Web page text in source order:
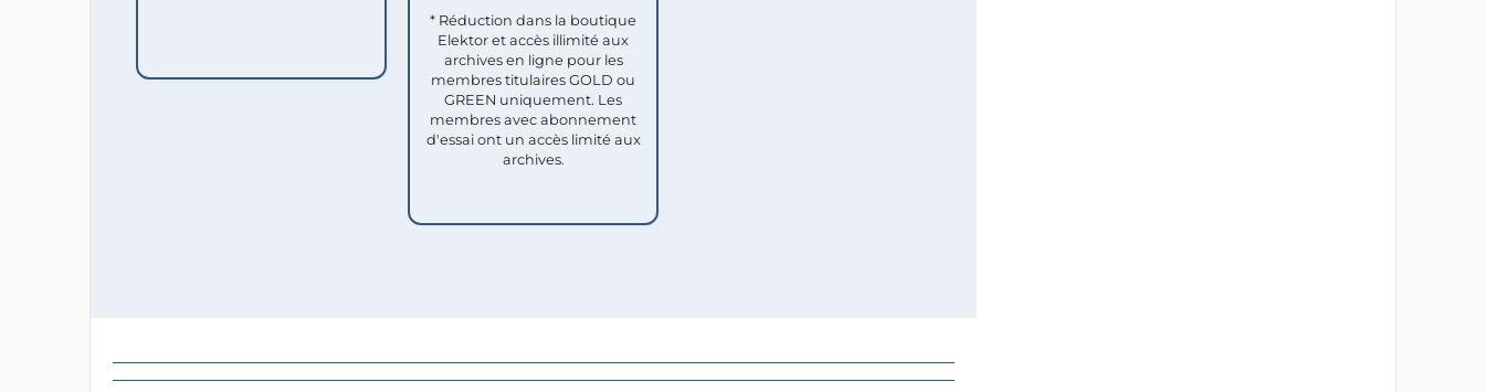
* Réduction dans la boutique
Elektor et accès illimité aux
archives en ligne pour les
membres titulaires GOLD ou
GREEN uniquement. Les
membres avec abonnement
d'essai ont un accès limité aux
archives.